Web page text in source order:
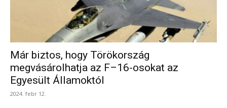
Már biztos, hogy Törökország
megvásárolhatja az F–16-osokat az
Egyesült Államoktól
2024. febr 12.